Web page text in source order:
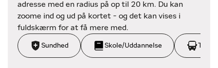
adresse med en radius på op til 20 km. Du kan
zoome ind og ud på kortet - og det kan vises i
fuldskærm for at få mere med.
Sundhed Skole/Uddannelse